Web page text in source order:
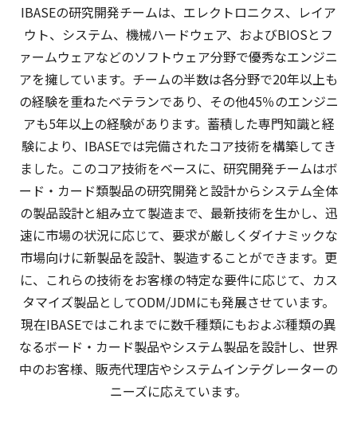
IBASEの研究開発チームは、エレクトロニクス、レイア
ウト、システム、機械ハードウェア、およびBIOSとフ
ァームウェアなどのソフトウェア分野で優秀なエンジニ
アを擁しています。チームの半数は各分野で20年以上も
の経験を重ねたベテランであり、その他45％のエンジニ
アも5年以上の経験があります。蓄積した専門知識と経
験により、IBASEでは完備されたコア技術を構築してき
ました。このコア技術をベースに、研究開発チームはボ
ード・カード類製品の研究開発と設計からシステム全体
の製品設計と組み立て製造まで、最新技術を生かし、迅
速に市場の状況に応じて、要求が厳しくダイナミックな
市場向けに新製品を設計、製造することができます。更
に、これらの技術をお客様の特定な要件に応じて、カス
タマイズ製品としてODM/JDMにも発展させています。
現在IBASEではこれまでに数千種類にもおよぶ種類の異
なるボード・カード製品やシステム製品を設計し、世界
中のお客様、販売代理店やシステムインテグレーターの
ニーズに応えています。